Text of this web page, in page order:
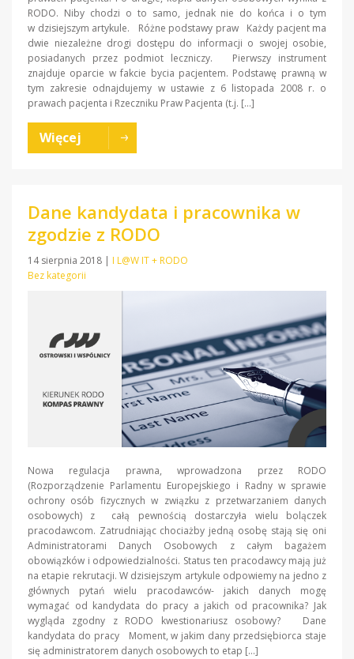
RODO. Niby chodzi o to samo, jednak nie do końca i o tym
w dzisiejszym artykule. Różne podstawy praw Każdy pacjent ma
dwie niezależne drogi dostępu do informacji o swojej osobie,
posiadanych przez podmiot leczniczy. Pierwszy instrument
znajduje oparcie w fakcie bycia pacjentem. Podstawę prawną w
tym zakresie odnajdujemy w ustawie z 6 listopada 2008 r. o
prawach pacjenta i Rzeczniku Praw Pacjenta (t.j. […]
Więcej
Dane kandydata i pracownika w
zgodzie z RODO
14 sierpnia 2018 | I L@W IT + RODO
Bez kategorii
Nowa regulacja prawna, wprowadzona przez RODO
(Rozporządzenie Parlamentu Europejskiego i Radny w sprawie
ochrony osób fizycznych w związku z przetwarzaniem danych
osobowych) z całą pewnością dostarczyła wielu bolączek
pracodawcom. Zatrudniając chociażby jedną osobę stają się oni
Administratorami Danych Osobowych z całym bagażem
obowiązków i odpowiedzialności. Status ten pracodawcy mają już
na etapie rekrutacji. W dzisiejszym artykule odpowiemy na jedno z
głównych pytań wielu pracodawców- jakich danych mogę
wymagać od kandydata do pracy a jakich od pracownika? Jak
wygląda zgodny z RODO kwestionariusz osobowy? Dane
kandydata do pracy Moment, w jakim dany przedsiębiorca staje
się administratorem danych osobowych to etap […]